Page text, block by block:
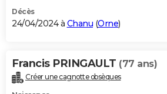
Décès
24/04/2024 à Chanu (Orne)
Francis PRINGAULT (77 ans)
Créer une cagnotte obsèques